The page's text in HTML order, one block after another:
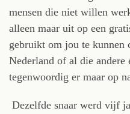
mensen die niet willen
alleen maar uit op een
gebruikt om jou te kunnen
Nederland of al die andere
tegenwoordig er maar op
Dezelfde snaar werd vijf